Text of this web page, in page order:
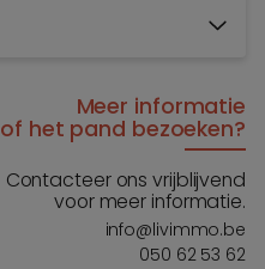
Meer informatie
of het pand bezoeken?
Contacteer ons vrijblijvend
voor meer informatie.
info@livimmo.be
050 62 53 62